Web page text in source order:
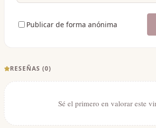
Publicar de forma anónima
RESEÑAS (0)
Sé el primero en valorar este